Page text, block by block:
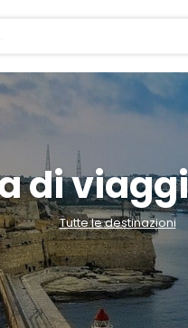
di
Tutte le destinazioni